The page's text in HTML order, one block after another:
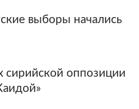
выборы начались
сирийской оппозиции